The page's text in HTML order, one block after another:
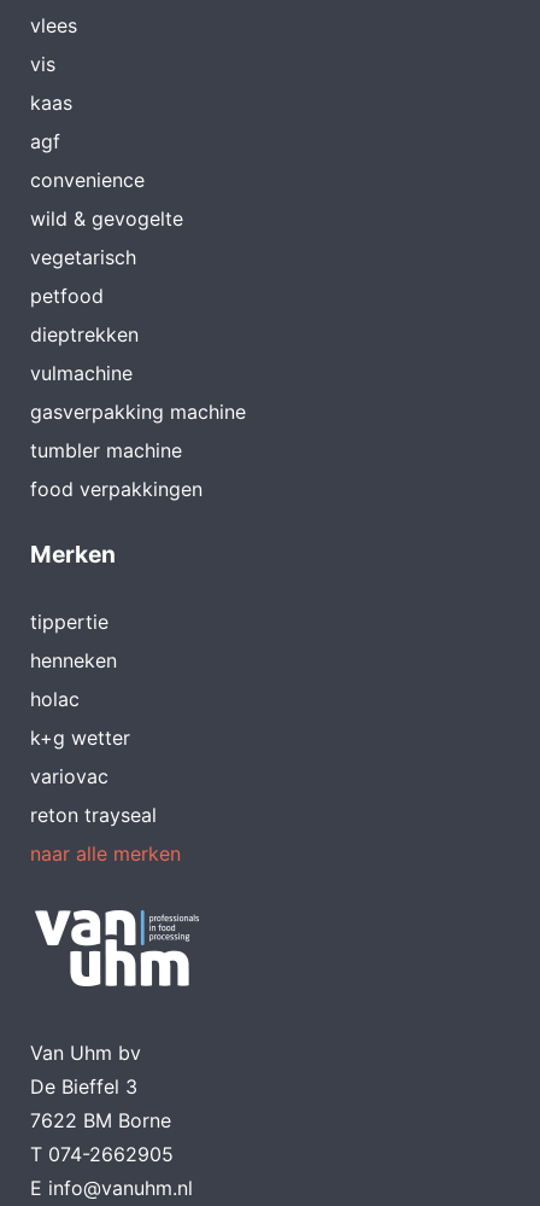
vlees
vis
kaas
agf
convenience
wild & gevogelte
vegetarisch
petfood
dieptrekken
vulmachine
gasverpakking machine
tumbler machine
food verpakkingen
Merken
tippertie
henneken
holac
k+g wetter
variovac
reton trayseal
naar alle merken
Van Uhm bv
De Bieffel 3
7622 BM Borne
T 074-2662905
E info@vanuhm.nl